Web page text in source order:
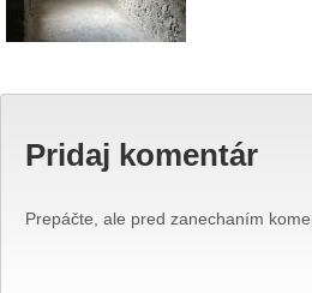
Pridaj komentár
Prepáčte, ale pred zanechaním